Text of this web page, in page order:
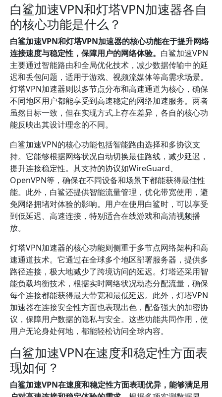
白鲨加速VPN和灯塔VPN加速器各自
的核心功能是什么？
白鲨加速VPN和灯塔VPN加速器的核心功能在于提升网络
连接速度与稳定性，保障用户的网络体验。 白鲨加速VPN
主要通过智能路由和全局优化技术，减少数据传输中的延
迟和丢包问题，适用于游戏、视频流媒体等高需求场景。
灯塔VPN加速器则以多节点分布和高速通道为核心，确保
不同地区用户都能享受到高速稳定的网络加速服务。两者
虽然目标一致，但在实现方式上存在差异，各自的核心功
能反映出其设计理念的不同。
白鲨加速VPN的核心功能包括智能路由选择和多协议支
持。它能够根据网络状况自动切换最佳路线，减少延迟，
提升连接稳定性。其支持的协议如WireGuard、
OpenVPN等，确保在不同设备和场景下都能获得最佳性
能。此外，白鲨还提供智能流量管理，优化带宽使用，避
免网络拥堵对体验的影响。用户在使用白鲨时，可以享受
到低延迟、高速连接，特别适合在线游戏和高清视频播
放。
灯塔VPN加速器的核心功能则侧重于多节点网络架构和高
速通道技术。它通过在全球多个地区部署服务器，提供多
路径连接，极大地减少了跨境访问的延迟。灯塔还采用智
能负载均衡技术，根据实时网络状况动态分配流量，确保
每个连接都能获得最大带宽和最低延迟。此外，灯塔VPN
加速器在连接安全性方面也表现出色，配备强大的加密协
议，保障用户数据的隐私与安全。这些功能共同作用，使
用户无论身处何地，都能轻松访问全球内容。
白鲨加速VPN在速度和稳定性方面表
现如何？
白鲨加速VPN在速度和稳定性方面表现优异，能够满足用